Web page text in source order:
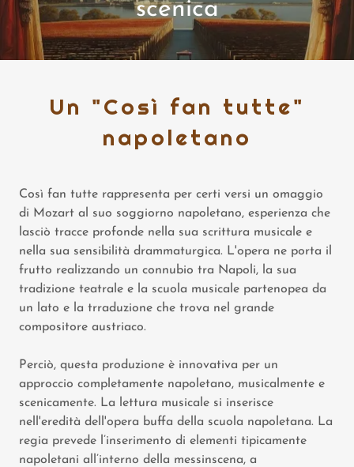
scenica
Un "Così fan tutte"
napoletano
Così fan tutte rappresenta per certi versi un omaggio
di Mozart al suo soggiorno napoletano, esperienza che
lasciò tracce profonde nella sua scrittura musicale e
nella sua sensibilità drammaturgica. L'opera ne porta il
frutto realizzando un connubio tra Napoli, la sua
tradizione teatrale e la scuola musicale partenopea da
un lato e la trraduzione che trova nel grande
compositore austriaco.
Perciò, questa produzione è innovativa per un
approccio completamente napoletano, musicalmente e
scenicamente. La lettura musicale si inserisce
nell'eredità dell'opera buffa della scuola napoletana. La
regia prevede l’inserimento di elementi tipicamente
napoletani all’interno della messinscena, a